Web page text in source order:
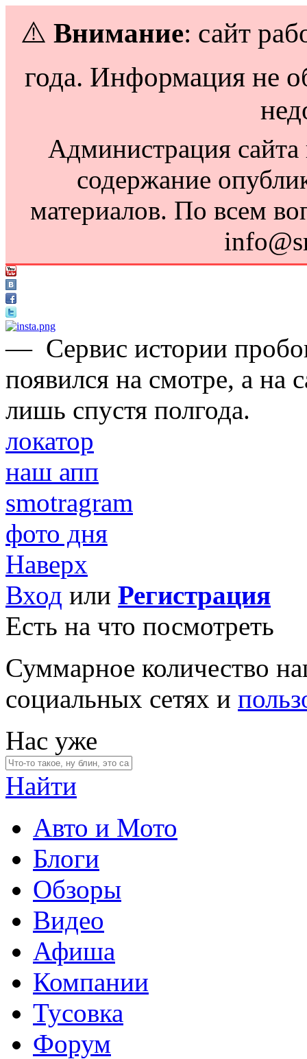
⚠️ Внимание: сайт
года. Информация не
Администрация сайта
содержание
материалов. По всем
— Сервис истории
появился на смотре, а на
лишь спустя полгода.
локатор
наш апп
smotragram
фото дня
Наверх
Вход или Регистрация
Есть на что посмотреть
Суммарное количество
социальных сетях и
Нас уже
Найти
Авто и Мото
Блоги
Обзоры
Видео
Афиша
Компании
Тусовка
Форум